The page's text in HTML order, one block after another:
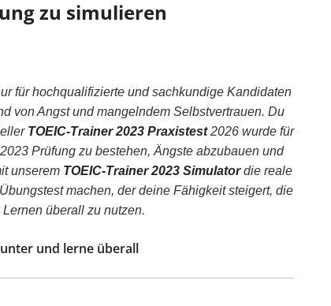
zu simulieren
für hochqualifizierte und sachkundige Kandidaten
von Angst und mangelndem Selbstvertrauen. Du
TOEIC-Trainer 2023 Praxistest2026 wurde für
Prüfung zu bestehen, Ängste abzubauen und
unserem TOEIC-Trainer 2023 Simulatordie reale
machen, der deine Fähigkeit steigert, die
überall zu nutzen.
und lerne überall